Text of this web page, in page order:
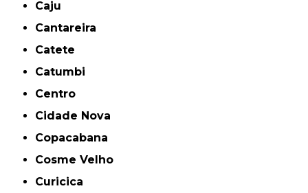
Caju
Cantareira
Catete
Catumbi
Centro
Cidade Nova
Copacabana
Cosme Velho
Curicica